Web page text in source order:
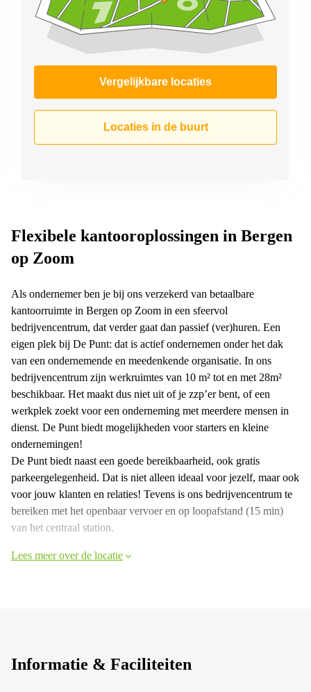
Bedrijfsruimte
Huren in
Nijmegen
Vergelijkbare locaties
Locaties in de buurt
Flexibele kantooroplossingen in Bergen
op Zoom
Als ondernemer ben je bij ons verzekerd van betaalbare
kantoorruimte in Bergen op Zoom in een sfeervol
bedrijvencentrum, dat verder gaat dan passief (ver)huren. Een
eigen plek bij De Punt: dat is actief ondernemen onder het dak
van een ondernemende en meedenkende organisatie. In ons
bedrijvencentrum zijn werkruimtes van 10 m² tot en met 28m²
beschikbaar. Het maakt dus niet uit of je zzp’er bent, of een
werkplek zoekt voor een onderneming met meerdere mensen in
dienst. De Punt biedt mogelijkheden voor starters en kleine
ondernemingen!
De Punt biedt naast een goede bereikbaarheid, ook gratis
parkeergelegenheid. Dat is niet alleen ideaal voor jezelf, maar ook
voor jouw klanten en relaties! Tevens is ons bedrijvencentrum te
bereiken met het openbaar vervoer en op loopafstand (15 min)
van het centraal station.
Lees meer over de locatie
Informatie & Faciliteiten